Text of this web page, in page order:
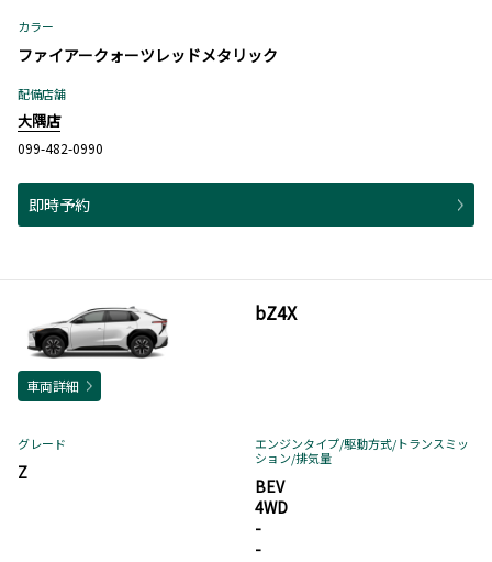
カラー
ファイアークォーツレッドメタリック
配備店舗
大隅店
099-482-0990
即時予約
bZ4X
車両詳細
グレード
Z
エンジンタイプ/駆動方式/トランスミッ
ション/排気量
BEV
4WD
-
-